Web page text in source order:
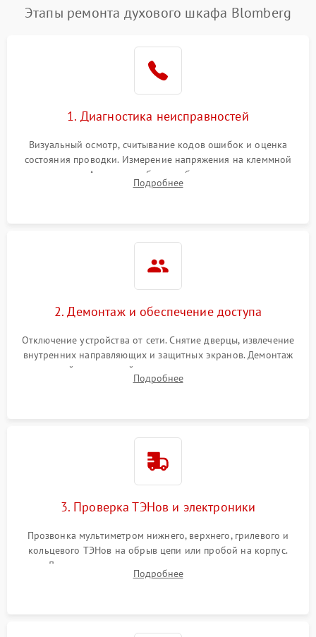
Этапы ремонта духового шкафа Blomberg
1. Диагностика неисправностей
Визуальный осмотр, считывание кодов ошибок и оценка
состояния проводки. Измерение напряжения на клеммной
колодке. Анализ жалоб на проблемы с нагревом,
конвекцией, панелью управления или блокировкой дверцы.
Подробнее
2. Демонтаж и обеспечение доступа
Отключение устройства от сети. Снятие дверцы, извлечение
внутренних направляющих и защитных экранов. Демонтаж
задней или верхней панели для прямого доступа к
нагревательным элементам, плате и вентиляторам.
Подробнее
3. Проверка ТЭНов и электроники
Прозвонка мультиметром нижнего, верхнего, грилевого и
кольцевого ТЭНов на обрыв цепи или пробой на корпус.
Диагностика термостата, датчиков температуры,
переключателя режимов и мотора конвекции.
Подробнее